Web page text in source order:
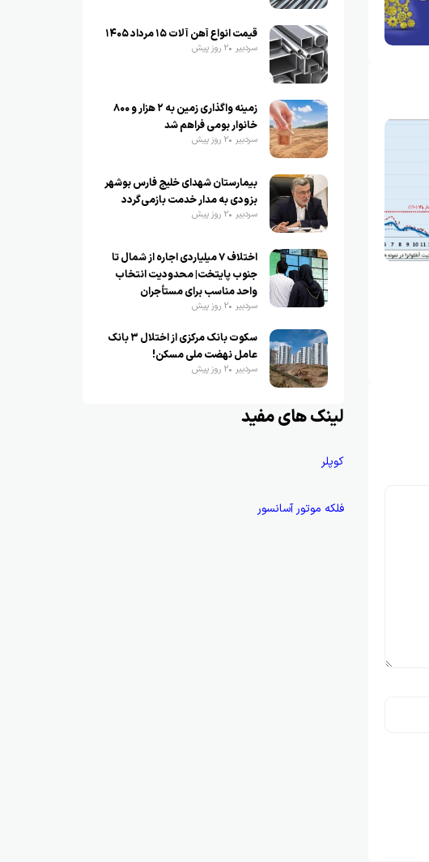
قیمت انواع آهن آلات ۱۵ مرداد ۱۴۰۵
سردبیر 2 روز پیش
زمینه واگذاری زمین به ۲ هزار و ۸۰۰
خانوار بومی فراهم شد
سردبیر 2 روز پیش
بیمارستان شهدای خلیج فارس بوشهر
بزودی به مدار خدمت بازمی‌گردد
سردبیر 2 روز پیش
اختلاف ۷ میلیاردی اجاره از شمال تا
جنوب پایتخت| محدودیت انتخاب
واحد مناسب برای مستأجران
سردبیر 2 روز پیش
سکوت بانک مرکزی از اختلال ۳ بانک
عامل نهضت ملی مسکن!
سردبیر 2 روز پیش
لینک های مفید
کوپلر
فلکه موتور آسانسور